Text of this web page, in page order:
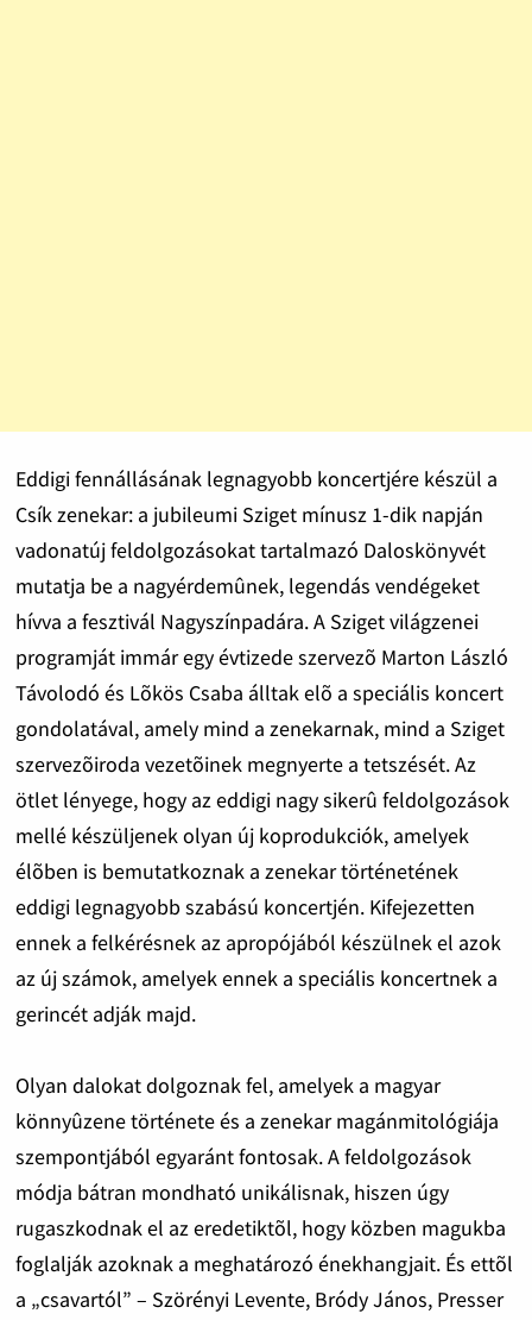
Eddigi fennállásának legnagyobb koncertjére készül a
Csík zenekar: a jubileumi Sziget mínusz 1-dik napján
vadonatúj feldolgozásokat tartalmazó Daloskönyvét
mutatja be a nagyérdemûnek, legendás vendégeket
hívva a fesztivál Nagyszínpadára. A Sziget világzenei
programját immár egy évtizede szervezõ Marton László
Távolodó és Lõkös Csaba álltak elõ a speciális koncert
gondolatával, amely mind a zenekarnak, mind a Sziget
szervezõiroda vezetõinek megnyerte a tetszését. Az
ötlet lényege, hogy az eddigi nagy sikerû feldolgozások
mellé készüljenek olyan új koprodukciók, amelyek
élõben is bemutatkoznak a zenekar történetének
eddigi legnagyobb szabású koncertjén. Kifejezetten
ennek a felkérésnek az apropójából készülnek el azok
az új számok, amelyek ennek a speciális koncertnek a
gerincét adják majd.
Olyan dalokat dolgoznak fel, amelyek a magyar
könnyûzene története és a zenekar magánmitológiája
szempontjából egyaránt fontosak. A feldolgozások
módja bátran mondható unikálisnak, hiszen úgy
rugaszkodnak el az eredetiktõl, hogy közben magukba
foglalják azoknak a meghatározó énekhangjait. És ettõl
a „csavartól” – Szörényi Levente, Bródy János, Presser